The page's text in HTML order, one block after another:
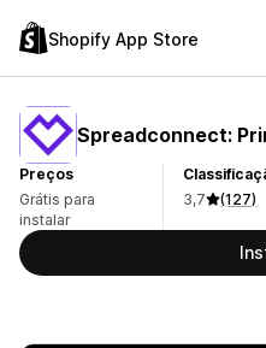
Shopify App Store
Spreadconnect:
Preços
Grátis para
instalar
3,7
(127)